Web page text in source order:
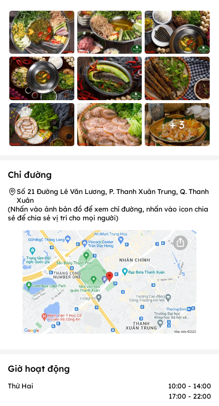
+ 3
Chỉ đường
Số 21 Đường Lê Văn Lương, P. Thanh Xuân Trung, Q. Thanh
Xuân
(Nhấn vào ảnh bản đồ để xem chỉ đường, nhấn vào icon chia
sẻ để chia sẻ vị trí cho mọi người)
Giờ hoạt động
Thứ Hai
10:00 - 14:00
17:00 - 22:00